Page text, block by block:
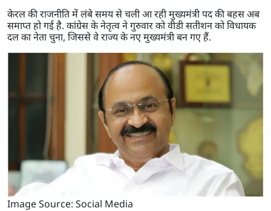
केरल की राजनीति में लंबे समय से चली आ रही मुख्यमंत्री पद की बहस अब
समाप्त हो गई है. कांग्रेस के नेतृत्व ने गुरुवार को वीडी सतीशन को विधायक
दल का नेता चुना, जिससे वे राज्य के नए मुख्यमंत्री बन गए हैं.
Image Source: Social Media